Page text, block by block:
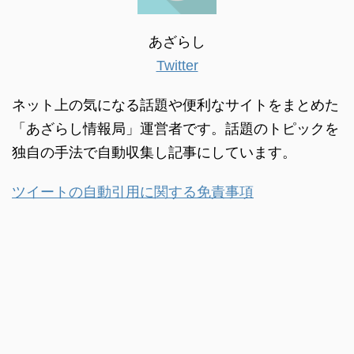
あざらし
Twitter
ネット上の気になる話題や便利なサイトをまとめた
「あざらし情報局」運営者です。話題のトピックを
独自の手法で自動収集し記事にしています。
ツイートの自動引用に関する免責事項